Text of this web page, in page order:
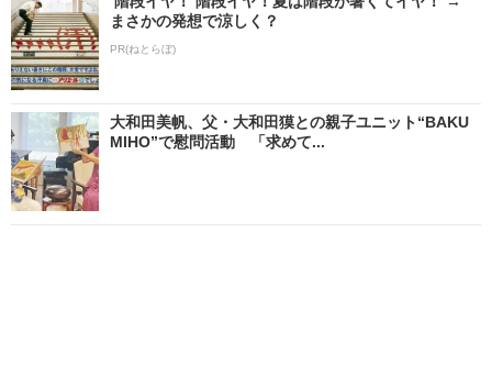
まさかの発想で涼しく？
PR(ねとらぼ)
大和田美帆、父・大和田獏との親子ユニット“BAKU
MIHO”で慰問活動 「求めて...